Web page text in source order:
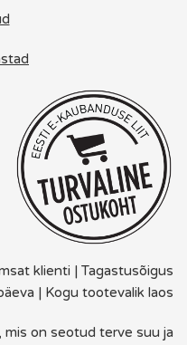
klienti | Tagastusõigus
| Kogu tootevalik laos
mis on seotud terve suu ja